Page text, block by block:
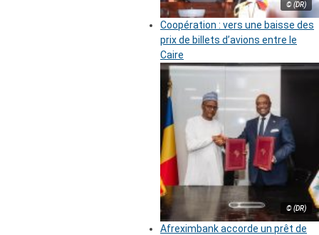
© (DR)
Coopération : vers une baisse des
prix de billets d’avions entre le
Caire
© (DR)
Afreximbank accorde un prêt de